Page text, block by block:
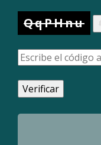
QqPHnu
Verificar